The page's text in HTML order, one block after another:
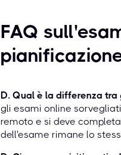
FAQ
D. Qual è la differenza
gli esami online
remoto e si deve
dell'esame rimane lo